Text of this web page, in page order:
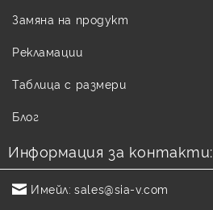
Замяна на продукт
Рекламации
Таблица с размери
Блог
Информация за контакти:
Имейл: sales@sia-v.com